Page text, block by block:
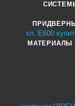
МАТЕРИАЛЫ